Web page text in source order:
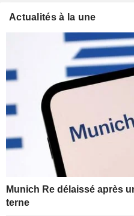
Actualités à la une
Munich Re délaissé après
terne